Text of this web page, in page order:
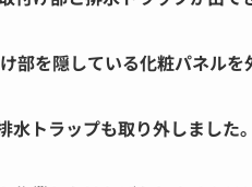
トラップも取り外しました。